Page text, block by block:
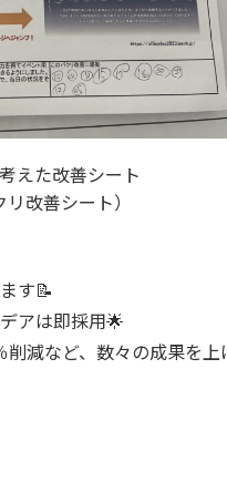
えた改善シート
リ改善シート）
す📝
アは即採用🌟
減など、数々の成果を上